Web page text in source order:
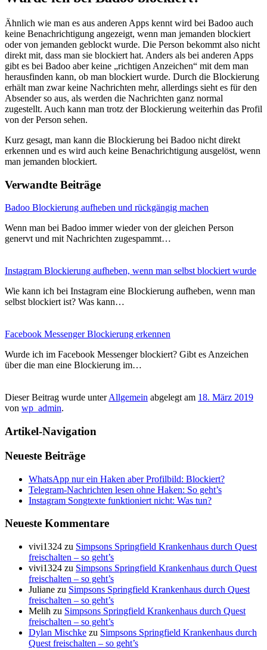
Ähnlich wie man es aus anderen Apps kennt wird bei Badoo auch
keine Benachrichtigung angezeigt, wenn man jemanden blockiert
oder von jemanden geblockt wurde. Die Person bekommt also nicht
direkt mit, dass man sie blockiert hat. Anders als bei anderen Apps
gibt es bei Badoo aber keine „richtigen Anzeichen“ mit dem man
herausfinden kann, ob man blockiert wurde. Durch die Blockierung
erhält man zwar keine Nachrichten mehr, allerdings sieht es für den
Absender so aus, als werden die Nachrichten ganz normal
zugestellt. Auch kann man trotz der Blockierung weiterhin das Profil
von der Person sehen.
Kurz gesagt, man kann die Blockierung bei Badoo nicht direkt
erkennen und es wird auch keine Benachrichtigung ausgelöst, wenn
man jemanden blockiert.
Verwandte Beiträge
Badoo Blockierung aufheben und rückgängig machen
Wenn man bei Badoo immer wieder von der gleichen Person
genervt und mit Nachrichten zugespammt…
Instagram Blockierung aufheben, wenn man selbst blockiert wurde
Wie kann ich bei Instagram eine Blockierung aufheben, wenn man
selbst blockiert ist? Was kann…
Facebook Messenger Blockierung erkennen
Wurde ich im Facebook Messenger blockiert? Gibt es Anzeichen
über die man eine Blockierung im…
Dieser Beitrag wurde unterAllgemein abgelegt am 18. März 2019
von wp_admin.
Artikel-Navigation
Neueste Beiträge
WhatsApp nur ein Haken aber Profilbild: Blockiert?
Telegram-Nachrichten lesen ohne Haken: So geht’s
Instagram Songtexte funktioniert nicht: Was tun?
Neueste Kommentare
vivi1324 zu Simpsons Springfield Krankenhaus durch Quest
freischalten – so geht’s
vivi1324 zu Simpsons Springfield Krankenhaus durch Quest
freischalten – so geht’s
Juliane zu Simpsons Springfield Krankenhaus durch Quest
freischalten – so geht’s
Melih zu Simpsons Springfield Krankenhaus durch Quest
freischalten – so geht’s
Dylan Mischke zu Simpsons Springfield Krankenhaus durch
Quest freischalten – so geht’s